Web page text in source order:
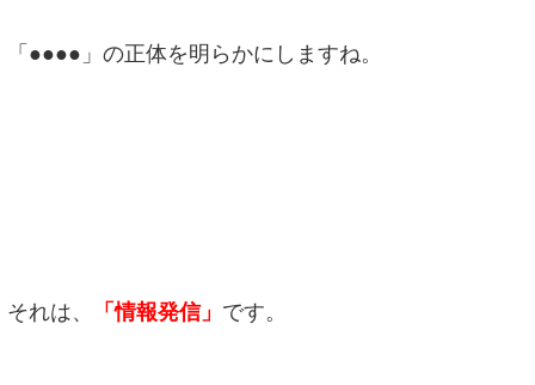
「●●●●」の正体を明らかにしますね。
それは、 「情報発信」 です。